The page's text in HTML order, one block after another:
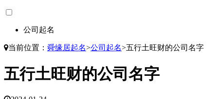
公司起名
当前位置： 舜缘居起名>公司起名>五行土旺财的公司名字
五行土旺财的公司名字